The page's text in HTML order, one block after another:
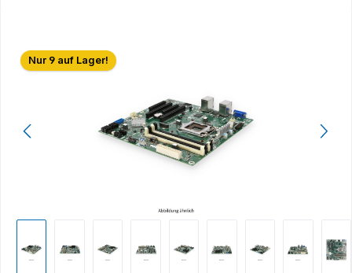
Bildergalerie überspringen
Nur 9 auf Lager!